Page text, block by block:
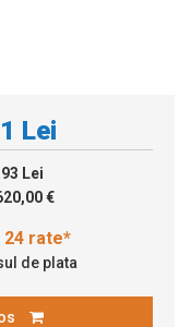
Lei
Lei
€
de plata